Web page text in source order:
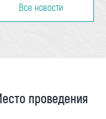
Все новости
проведения